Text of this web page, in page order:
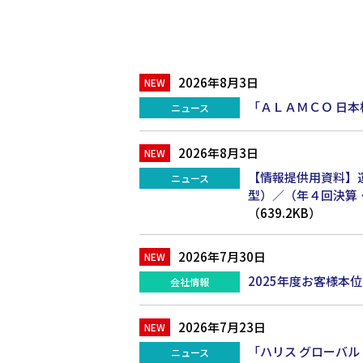
2026年8月3日
ニュース 「ＡＬＡＭＣＯ 日
2026年8月3日
ニュース
【情報提供用資料
型）／（年４回決算
（639.2KB）
2026年7月30日
会社情報 2025年度お客様本
2026年7月23日
ニュース
「ハリス グローバ